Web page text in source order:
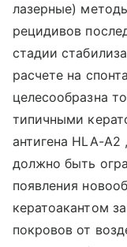
лазерные)
рецидивов
стадии
расчете на
целесообразна
типичными
антигена HLA-
должно быть
появления
кератоакантом
покровов от